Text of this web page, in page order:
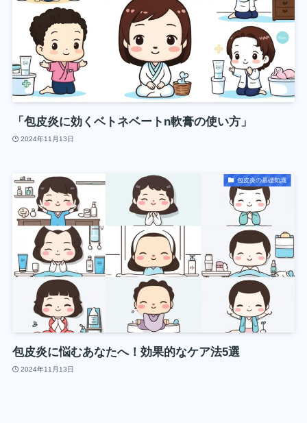
「包皮炎に効くベトネベートn軟膏の使い方」
2024年11月13日
包皮炎の基礎知識
包皮炎に悩むあなたへ！効果的なケア法5選
2024年11月13日